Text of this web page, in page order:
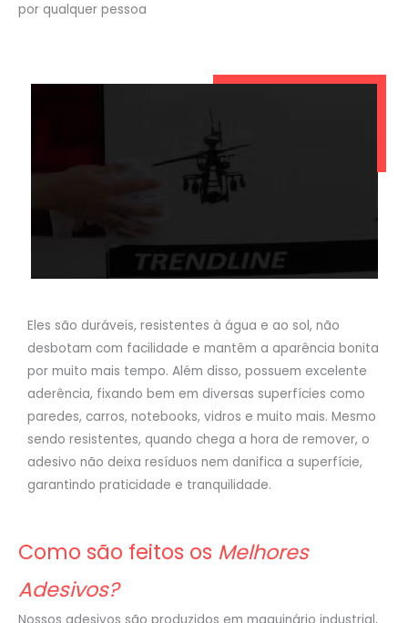
por qualquer pessoa
Eles são duráveis, resistentes à água e ao sol, não
desbotam com facilidade e mantêm a aparência bonita
por muito mais tempo. Além disso, possuem excelente
aderência, fixando bem em diversas superfícies como
paredes, carros, notebooks, vidros e muito mais. Mesmo
sendo resistentes, quando chega a hora de remover, o
adesivo não deixa resíduos nem danifica a superfície,
garantindo praticidade e tranquilidade.
Como são feitos os Melhores
Adesivos?